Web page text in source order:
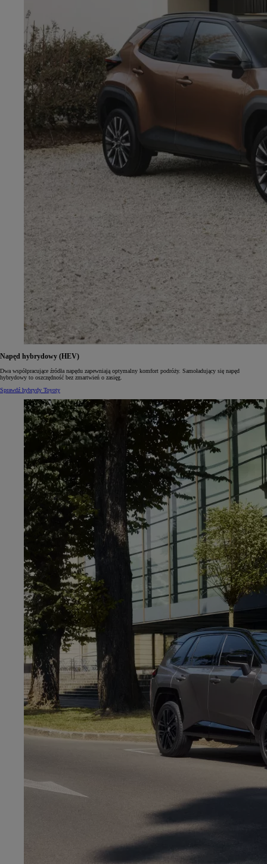
Napęd hybrydowy (HEV)
Dwa współpracujące źródła napędu zapewniają optymalny komfort podróży. Samoładujący się napęd
hybrydowy to oszczędność bez zmartwień o zasięg.
Sprawdź hybrydy Toyoty